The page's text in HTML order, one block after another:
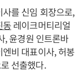
를 신임 회장으로,
동레이크머티리얼
, 윤경원 인트론바
비 대표이사, 허봉
선출했다.